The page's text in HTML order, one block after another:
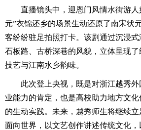
直播镜头中，迎恩门风情水街游
元”衣锦还乡的场景生动还原了南宋状
客纷纷驻足拍照打卡。该剧通过沉浸
石板路、古桥深巷的风貌，立体呈现
技艺与江南水乡韵味。
此次登上央视，既是对浙江越秀
业能力的肯定，也是高校助力地方文
的生动实践。未来，越秀师生将继续立
面向世界，以文艺创作讲述传统文化